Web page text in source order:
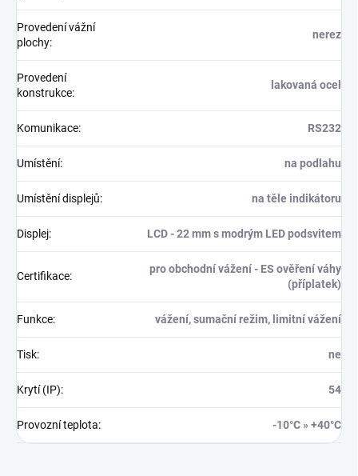
Provedení vážní
plochy:
nerez
Provedení
konstrukce:
lakovaná ocel
Komunikace: RS232
Umístění: na podlahu
Umístění displejů: na těle indikátoru
Displej: LCD - 22 mm s modrým LED podsvitem
Certifikace:
pro obchodní vážení - ES ověření váhy
(příplatek)
Funkce: vážení, sumační režim, limitní vážení
Tisk: ne
Krytí (IP): 54
Provozní teplota: -10°C » +40°C